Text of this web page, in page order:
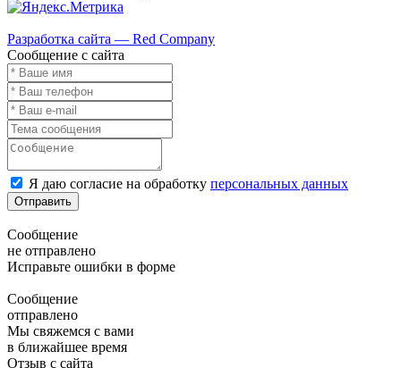
Разработка сайта — Red Company
Сообщение с сайта
Я даю согласие на обработку персональных данных
Отправить
Сообщение
не отправлено
Исправьте ошибки в форме
Сообщение
отправлено
Мы свяжемся с вами
в ближайшее время
Отзыв с сайта